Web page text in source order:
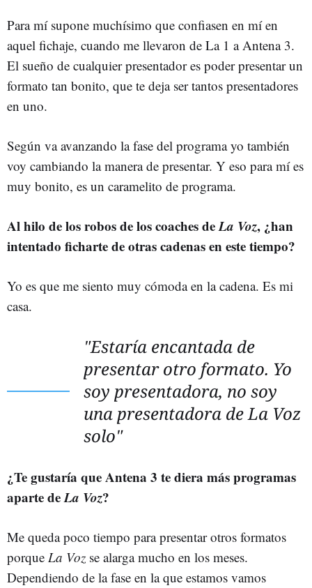
Para mí supone muchísimo que confiasen en mí en
aquel fichaje, cuando me llevaron de La 1 a Antena 3.
El sueño de cualquier presentador es poder presentar un
formato tan bonito, que te deja ser tantos presentadores
en uno.
Según va avanzando la fase del programa yo también
voy cambiando la manera de presentar. Y eso para mí es
muy bonito, es un caramelito de programa.
Al hilo de los robos de los coaches deLa Voz, ¿han
intentado ficharte de otras cadenas en este tiempo?
Yo es que me siento muy cómoda en la cadena. Es mi
casa.
"Estaría encantada de
presentar otro formato. Yo
soy presentadora, no soy
una presentadora deLa Voz
solo"
¿Te gustaría que Antena 3 te diera más programas
aparte deLa Voz?
Me queda poco tiempo para presentar otros formatos
porque La Voz se alarga mucho en los meses.
Dependiendo de la fase en la que estamos vamos